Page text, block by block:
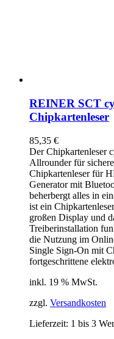
REINER SCT
Chipkartenleser
85,35 €
Der Chipkartenleser
Allrounder für
Chipkartenleser für
Generator mit
beherbergt alles in
ist ein
großen Display und
Treiberinstallation
die Nutzung im
Single Sign-On mit
fortgeschrittene
inkl. 19 % MwSt.
zzgl. Versandkosten
Lieferzeit: 1 bis 3